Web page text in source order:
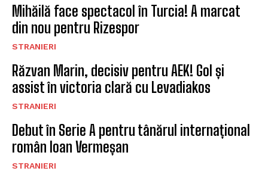
Mihăilă face spectacol în Turcia! A marcat
din nou pentru Rizespor
STRANIERI
Răzvan Marin, decisiv pentru AEK! Gol și
assist în victoria clară cu Levadiakos
STRANIERI
Debut în Serie A pentru tânărul internațional
român Ioan Vermeșan
STRANIERI